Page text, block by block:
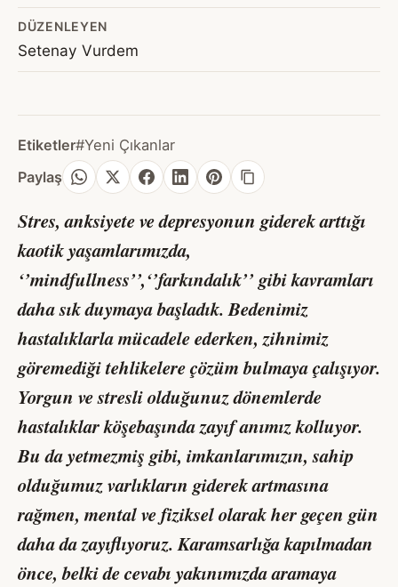
DÜZENLEYEN
Setenay Vurdem
Etiketler#Yeni Çıkanlar
Paylaş
Stres, anksiyete ve depresyonun giderek arttığı
kaotik yaşamlarımızda,
‘’mindfullness’’,‘’farkındalık’’ gibi kavramları
daha sık duymaya başladık. Bedenimiz
hastalıklarla mücadele ederken, zihnimiz
göremediği tehlikelere çözüm bulmaya çalışıyor.
Yorgun ve stresli olduğunuz dönemlerde
hastalıklar köşebaşında zayıf anımız kolluyor.
Bu da yetmezmiş gibi, imkanlarımızın, sahip
olduğumuz varlıkların giderek artmasına
rağmen, mental ve fiziksel olarak her geçen gün
daha da zayıflıyoruz. Karamsarlığa kapılmadan
önce, belki de cevabı yakınımızda aramaya